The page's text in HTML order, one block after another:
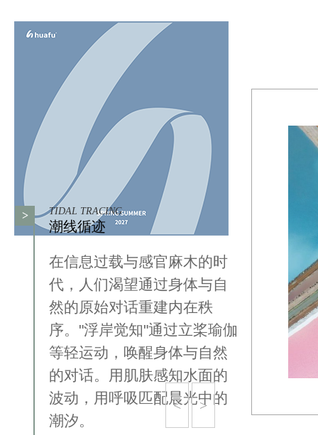
< >
> TIDAL TRACING
潮线循迹
在信息过载与感官麻木的时
代，人们渴望通过身体与自
然的原始对话重建内在秩
序。"浮岸觉知"通过立桨瑜伽
等轻运动，唤醒身体与自然
的对话。用肌肤感知水面的
波动，用呼吸匹配晨光中的
潮汐。